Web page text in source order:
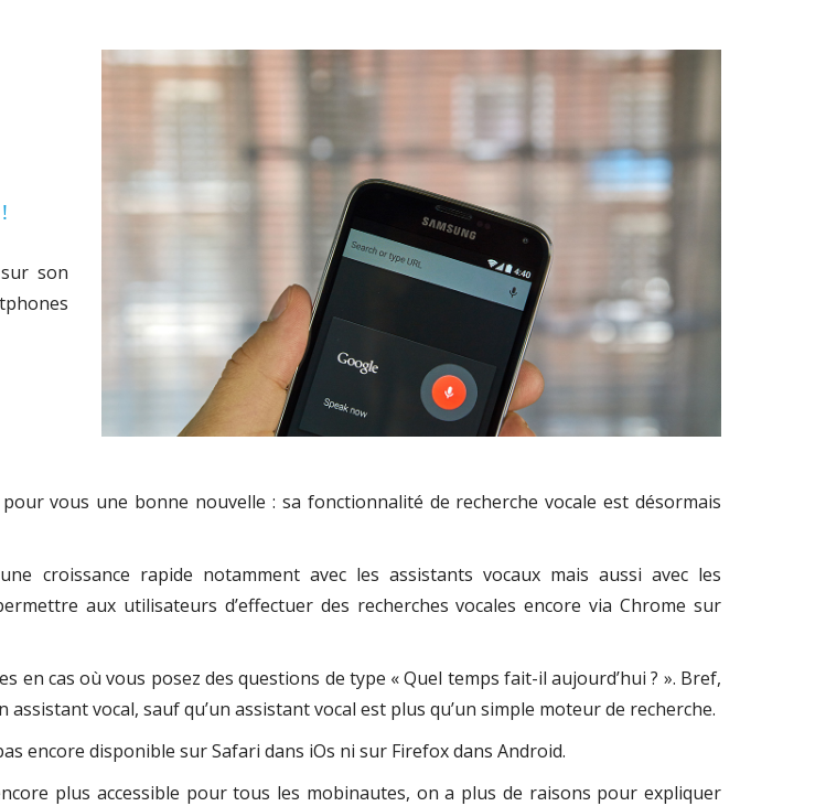
son
vous une bonne nouvelle : sa fonctionnalité de recherche vocale est désormais
croissance rapide notamment avec les assistants vocaux mais aussi avec les
aux utilisateurs d’effectuer des recherches vocales encore via Chrome sur
en cas où vous posez des questions de type « Quel temps fait-il aujourd’hui ? ». Bref,
vocal, sauf qu’un assistant vocal est plus qu’un simple moteur de recherche.
encore disponible sur Safari dans iOs ni sur Firefox dans Android.
plus accessible pour tous les mobinautes, on a plus de raisons pour expliquer